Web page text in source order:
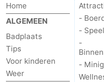
Home
ALGEMEEN
Badplaats
Tips
Voor kinderen
Weer
-
-
-
-